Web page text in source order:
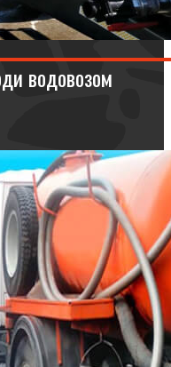
водовозом